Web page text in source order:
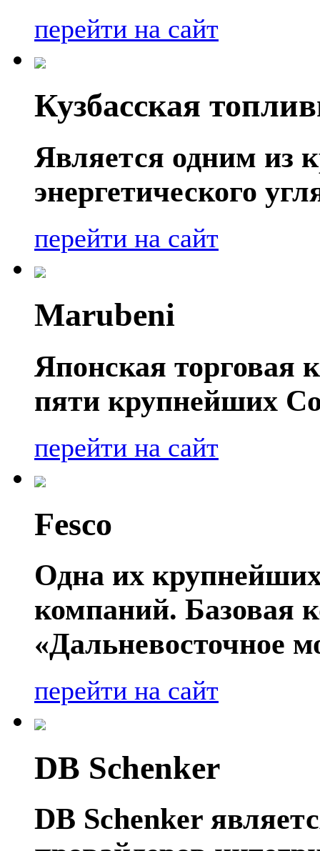
перейти на сайт
Кузбасская
Является одним из
энергетического
перейти на сайт
Marubeni
Японская торговая
пяти крупнейших
перейти на сайт
Fesco
Одна их
компаний. Базовая
«Дальневосточное
перейти на сайт
DB Schenker
DB Schenker